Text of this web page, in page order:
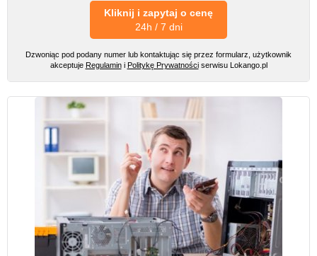
Kliknij i zapytaj o cenę
24h / 7 dni
Dzwoniąc pod podany numer lub kontaktując się przez formularz, użytkownik
akceptuje Regulamini Politykę Prywatnościserwisu Lokango.pl